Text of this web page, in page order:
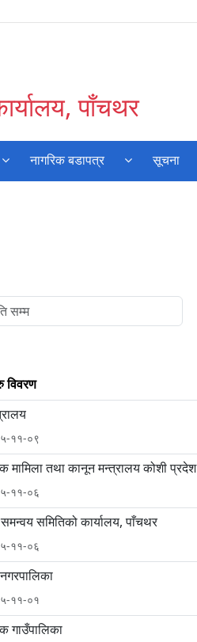
पाँचथर
नागरिक बडापत्र सूचना
विवरण
११-०९
मामिला तथा कानून मन्त्रालय कोशी प्रदेश
११-०६
समितिको कार्यालय, पाँचथर
११-०६
११-०१
गाउँपालिका